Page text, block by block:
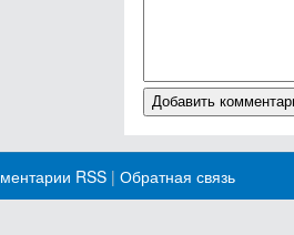
RSS | Обратная связь